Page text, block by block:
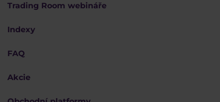
Trading Room webináře
Indexy
FAQ
Akcie